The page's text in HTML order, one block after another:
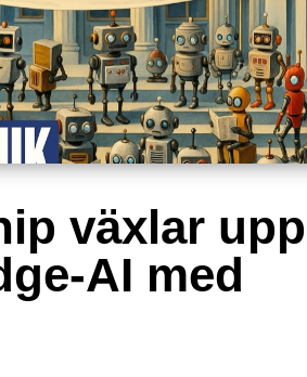
växlar upp
AI med